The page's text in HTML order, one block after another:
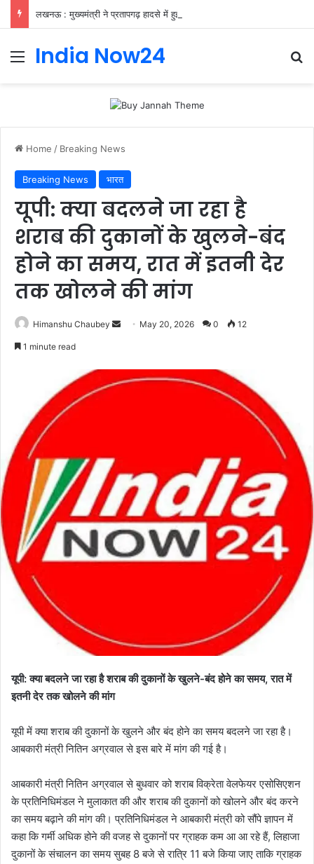
लखनऊ : मुख्यमंत्री ने प्रतापगढ़ हादसे में हुई जनहानि पर जताया शोक
India Now24
Home / Breaking News
Breaking News भारत
यूपी: क्या बदलने जा रहा है
शराब की दुकानों के खुलने-बंद
होने का समय, रात में इतनी देर
तक खोलने की मांग
Himanshu Chaubey May 20, 2026 0 12
1 minute read
यूपी: क्या बदलने जा रहा है शराब की दुकानों के खुलने-बंद होने का समय, रात में
इतनी देर तक खोलने की मांग
यूपी में क्या शराब की दुकानों के खुलने और बंद होने का समय बदलने जा रहा है।
आबकारी मंत्री नितिन अग्रवाल से इस बारे में मांग की गई है।
आबकारी मंत्री नितिन अग्रवाल से बुधवार को शराब विक्रेता वेलफेयर एसोसिएशन
के प्रतिनिधिमंडल ने मुलाकात की और शराब की दुकानों को खोलने और बंद करने
का समय बढ़ाने की मांग की। प्रतिनिधिमंडल ने आबकारी मंत्री को सौंपे ज्ञापन में
कहा कि गर्मी अधिक होने की वजह से दुकानों पर ग्राहक कम आ आ रहे हैं, लिहाजा
दुकानों के संचालन का समय सुबह 8 बजे से रात्रि 11 बजे किया जाए ताकि ग्राहक